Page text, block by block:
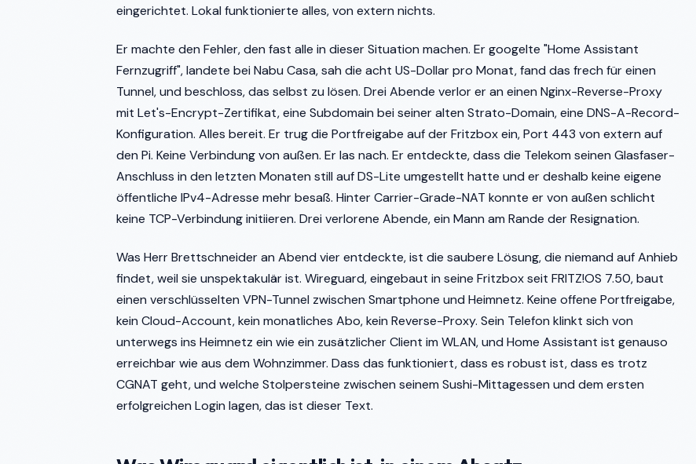
eingerichtet. Lokal funktionierte alles, von extern nichts.
Er machte den Fehler, den fast alle in dieser Situation machen. Er googelte "Home Assistant
Fernzugriff", landete bei Nabu Casa, sah die acht US-Dollar pro Monat, fand das frech für einen
Tunnel, und beschloss, das selbst zu lösen. Drei Abende verlor er an einen Nginx-Reverse-Proxy
mit Let's-Encrypt-Zertifikat, eine Subdomain bei seiner alten Strato-Domain, eine DNS-A-Record-
Konfiguration. Alles bereit. Er trug die Portfreigabe auf der Fritzbox ein, Port 443 von extern auf
den Pi. Keine Verbindung von außen. Er las nach. Er entdeckte, dass die Telekom seinen Glasfaser-
Anschluss in den letzten Monaten still auf DS-Lite umgestellt hatte und er deshalb keine eigene
öffentliche IPv4-Adresse mehr besaß. Hinter Carrier-Grade-NAT konnte er von außen schlicht
keine TCP-Verbindung initiieren. Drei verlorene Abende, ein Mann am Rande der Resignation.
Was Herr Brettschneider an Abend vier entdeckte, ist die saubere Lösung, die niemand auf Anhieb
findet, weil sie unspektakulär ist. Wireguard, eingebaut in seine Fritzbox seit FRITZ!OS 7.50, baut
einen verschlüsselten VPN-Tunnel zwischen Smartphone und Heimnetz. Keine offene Portfreigabe,
kein Cloud-Account, kein monatliches Abo, kein Reverse-Proxy. Sein Telefon klinkt sich von
unterwegs ins Heimnetz ein wie ein zusätzlicher Client im WLAN, und Home Assistant ist genauso
erreichbar wie aus dem Wohnzimmer. Dass das funktioniert, dass es robust ist, dass es trotz
CGNAT geht, und welche Stolpersteine zwischen seinem Sushi-Mittagessen und dem ersten
erfolgreichen Login lagen, das ist dieser Text.